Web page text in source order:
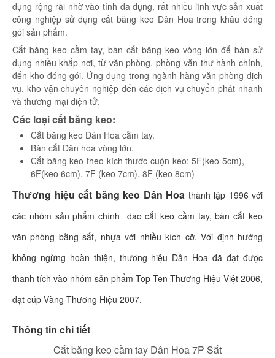
dụng rộng rãi nhờ vào tính đa dụng, rất nhiều lĩnh vực sản xuất
công nghiệp sử dụng cắt băng keo Dân Hoa trong khâu đóng
gói sản phẩm.
Cắt băng keo cầm tay, bàn cắt băng keo vòng lớn để bàn sử
dụng nhiều khắp nơi, từ văn phòng, phòng văn thư hành chính,
đến kho đóng gói. Ứng dụng trong ngành hàng văn phòng dịch
vụ, kho vận chuyên nghiệp đến các dịch vụ chuyển phát nhanh
và thương mại điện tử.
Các loại cắt băng keo:
Cắt băng keo Dân Hoa cằm tay.
Bàn cắt Dân hoa vòng lớn.
Cắt băng keo theo kích thước cuộn keo: 5F(keo 5cm),
6F(keo 6cm), 7F (keo 7cm), 8F (keo 8cm)
Thương hiệu cắt băng keo Dân Hoa thành lập 1996 với
các nhóm sản phẩm chính dao cắt keo cầm tay, bàn cắt keo
văn phòng bằng sắt, nhựa với nhiều kích cỡ. Với định hướng
không ngừng hoàn thiện, thương hiệu Dân Hoa đã đạt được
thanh tích vào nhóm sản phẩm Top Ten Thương Hiệu Việt 2006,
đạt cúp Vàng Thương Hiệu 2007.
Thông tin chi tiết
Cắt băng keo cầm tay Dân Hoa 7P Sắt